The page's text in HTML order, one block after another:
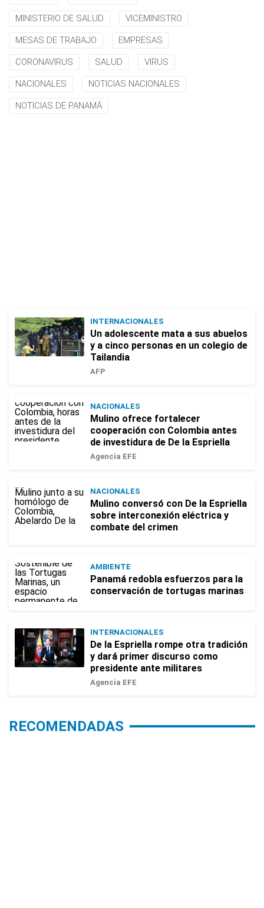
MINISTERIO DE SALUD VICEMINISTRO
MESAS DE TRABAJO EMPRESAS
CORONAVIRUS SALUD VIRUS
NACIONALES NOTICIAS NACIONALES
NOTICIAS DE PANAMÁ
INTERNACIONALES
Un adolescente mata a sus abuelos
y a cinco personas en un colegio de
Tailandia
AFP
NACIONALES
Mulino ofrece fortalecer
cooperación con Colombia antes
de investidura de De la Espriella
Agencia EFE
NACIONALES
Mulino conversó con De la Espriella
sobre interconexión eléctrica y
combate del crimen
AMBIENTE
Panamá redobla esfuerzos para la
conservación de tortugas marinas
INTERNACIONALES
De la Espriella rompe otra tradición
y dará primer discurso como
presidente ante militares
Agencia EFE
RECOMENDADAS